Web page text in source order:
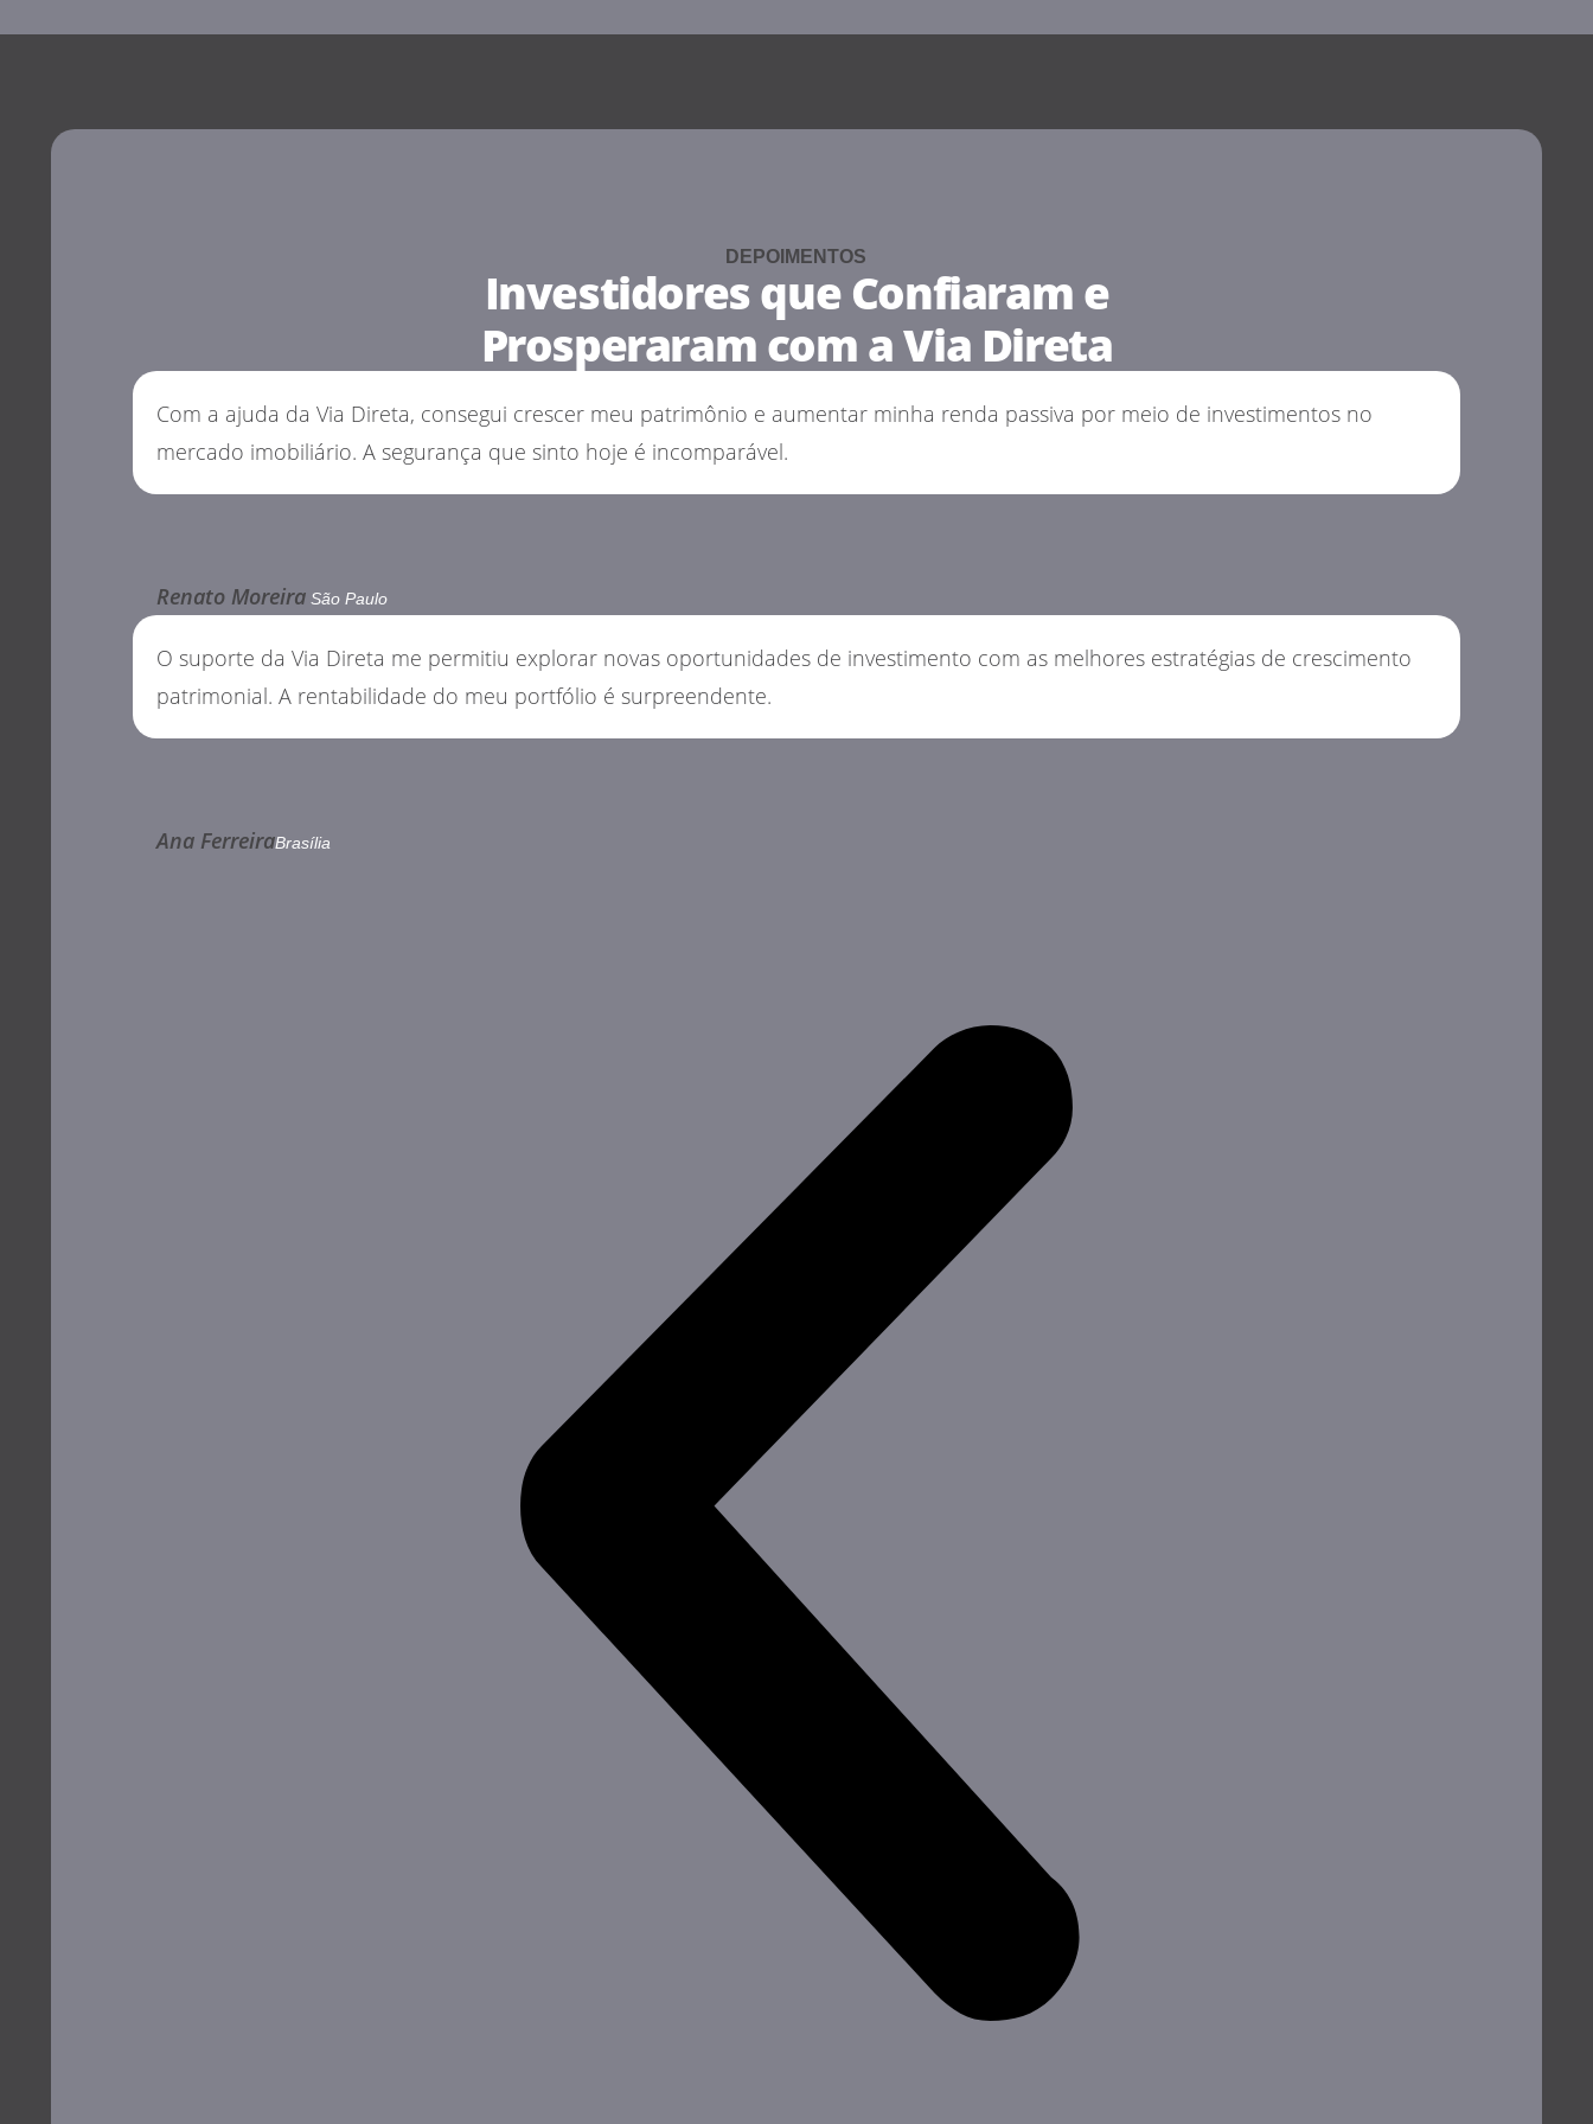
DEPOIMENTOS
Investidores que Confiaram e
Prosperaram com a Via Direta
Com a ajuda da Via Direta, consegui crescer meu patrimônio e aumentar minha renda passiva por meio de investimentos no
mercado imobiliário. A segurança que sinto hoje é incomparável.
Renato MoreiraSão Paulo
O suporte da Via Direta me permitiu explorar novas oportunidades de investimento com as melhores estratégias de crescimento
patrimonial. A rentabilidade do meu portfólio é surpreendente.
Ana FerreiraBrasília